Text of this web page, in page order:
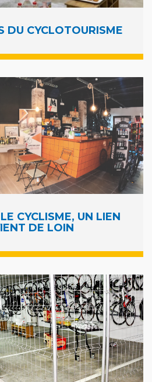
DU CYCLOTOURISME
CYCLISME, UN LIEN
DE LOIN